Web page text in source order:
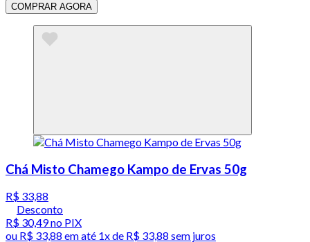
COMPRAR AGORA
Chá Misto Chamego Kampo de Ervas 50g
R$ 33,88
Desconto
R$ 30,49no PIX
ou R$ 33,88 em até 1x de R$ 33,88 sem juros